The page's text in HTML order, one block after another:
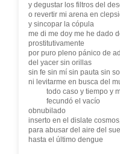
y degustar los filtros del
o revertir mi arena en
y sincopar la cópula
me di me doy me he dado
prostitutivamente
por puro pleno pánico de
del yacer sin orillas
sin fe sin mí sin pauta sin
ni levitarme en busca del
todo caso y tiempo y
fecundó el vacío
obnubilado
inserto en el dislate
para abusar del aire del
hasta el último dengue